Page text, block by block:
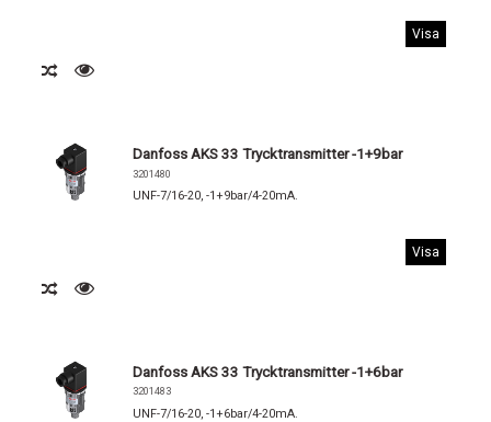
Visa
Danfoss AKS 33 Trycktransmitter -1+9bar
3201480
UNF-7/16-20, -1+9bar/4-20mA.
Visa
Danfoss AKS 33 Trycktransmitter -1+6bar
3201483
UNF-7/16-20, -1+6bar/4-20mA.